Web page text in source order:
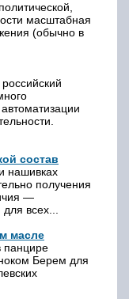
масштабная
(обычно в
состав
нашивках
получения
—
всех...
масле
панцире
Берем для